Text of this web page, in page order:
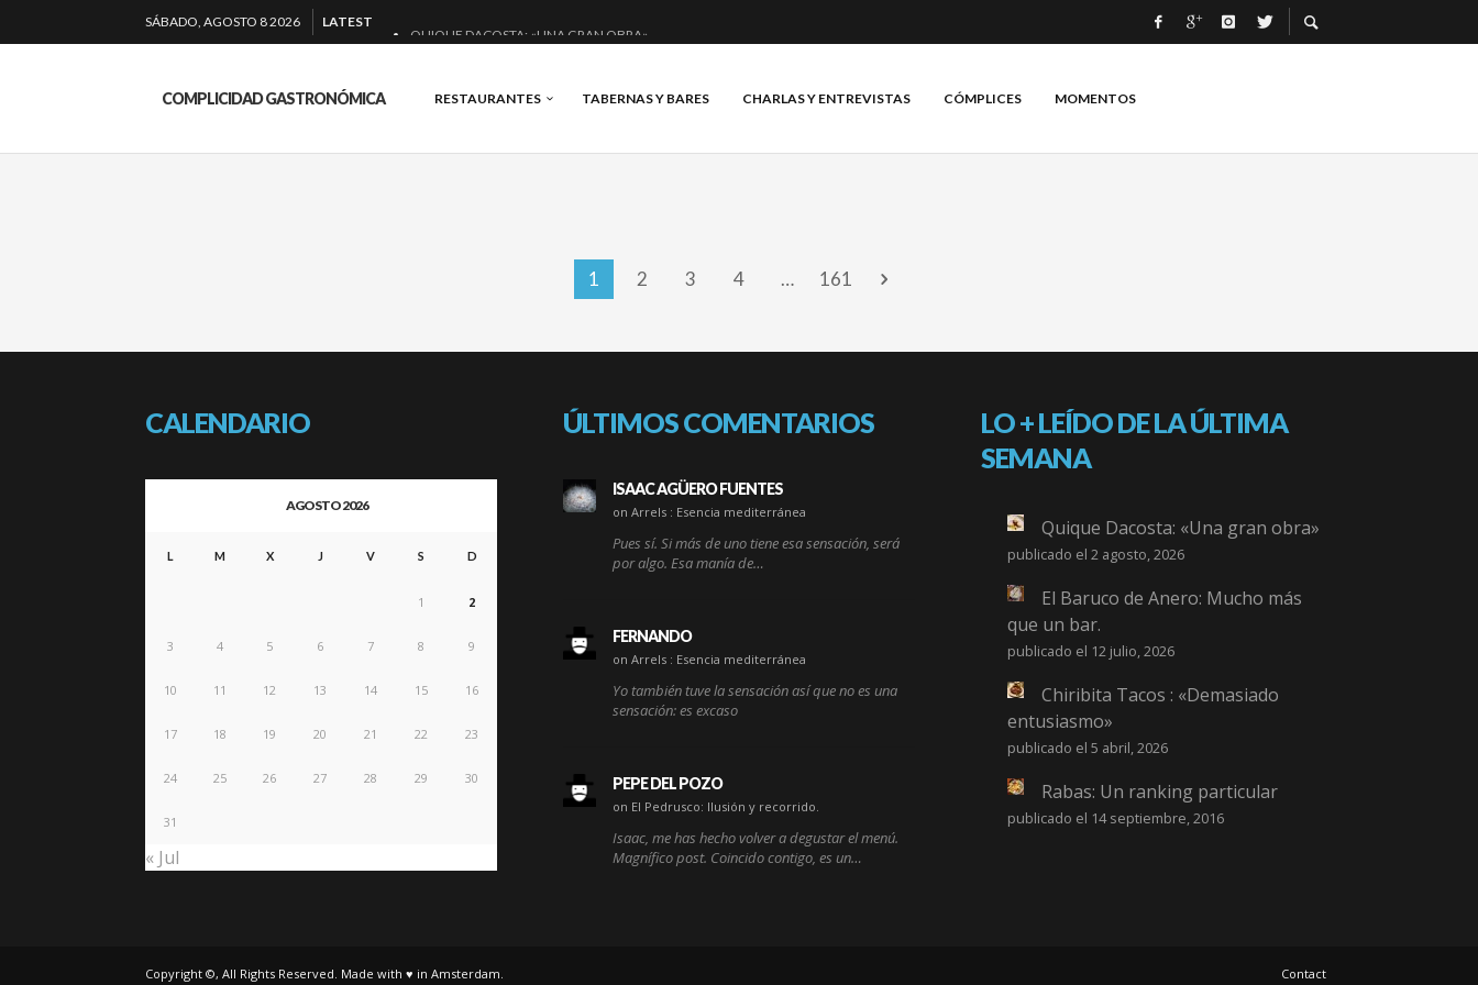
SÁBADO, AGOSTO 8 2026
LATEST
QUIQUE DACOSTA: «UNA GRAN OBRA»
BAKKO: NIGIRIS, VINO Y BRASAS.
COMPLICIDAD GASTRONÓMICA RESTAURANTES TABERNAS Y BARES CHARLAS Y ENTREVISTAS CÓMPLICES MOMENTOS
1 2 3 4 … 161
CALENDARIO
AGOSTO 2026
L M X J V S D
1 2
3 4 5 6 7 8 9
10 11 12 13 14 15 16
17 18 19 20 21 22 23
24 25 26 27 28 29 30
31
« Jul
ÚLTIMOS COMENTARIOS
ISAAC AGÜERO FUENTES
on Arrels : Esencia mediterránea
Pues sí. Si más de uno tiene esa sensación, será
por algo. Esa manía de…
FERNANDO
on Arrels : Esencia mediterránea
Yo también tuve la sensación así que no es una
sensación: es excaso
PEPE DEL POZO
on El Pedrusco: Ilusión y recorrido.
Isaac, me has hecho volver a degustar el menú.
Magnífico post. Coincido contigo, es un…
LO + LEÍDO DE LA ÚLTIMA
SEMANA
Quique Dacosta: «Una gran obra»
publicado el 2 agosto, 2026
El Baruco de Anero: Mucho más
que un bar.
publicado el 12 julio, 2026
Chiribita Tacos : «Demasiado
entusiasmo»
publicado el 5 abril, 2026
Rabas: Un ranking particular
publicado el 14 septiembre, 2016
Copyright ©, All Rights Reserved. Made with ♥ in Amsterdam. Contact